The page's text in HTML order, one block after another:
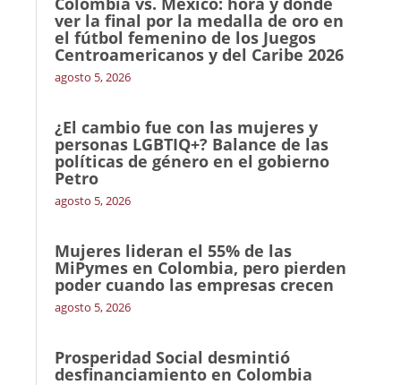
ver la final por la medalla de oro en
el fútbol femenino de los Juegos
Centroamericanos y del Caribe 2026
agosto 5, 2026
¿El cambio fue con las mujeres y
personas LGBTIQ+? Balance de las
políticas de género en el gobierno
Petro
agosto 5, 2026
Mujeres lideran el 55% de las
MiPymes en Colombia, pero pierden
poder cuando las empresas crecen
agosto 5, 2026
Prosperidad Social desmintió
desfinanciamiento en Colombia